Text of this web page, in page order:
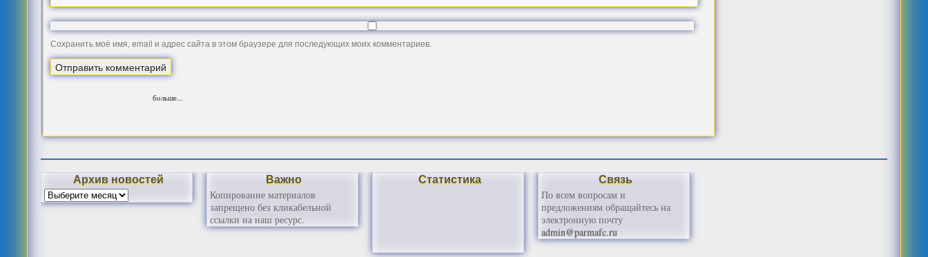
Сохранить моё имя, email и адрес сайта в этом браузере для последующих моих комментариев.
больше...
Архив новостей Важно
Копирование материалов
запрещено без кликабельной
ссылки на наш ресурс.
Статистика Связь
По всем вопросам и
предложениям обращайтесь на
электронную почту
admin@parmafc.ru